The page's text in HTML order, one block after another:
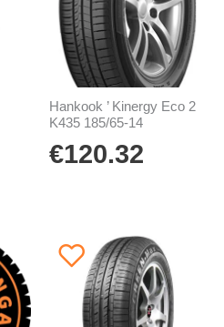
Hankook ’ Kinergy Eco 2
K435 185/65-14
€120.32